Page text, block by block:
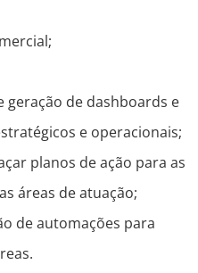
geração de dashboards e
e operacionais;
planos de ação para as
áreas de atuação;
de automações para